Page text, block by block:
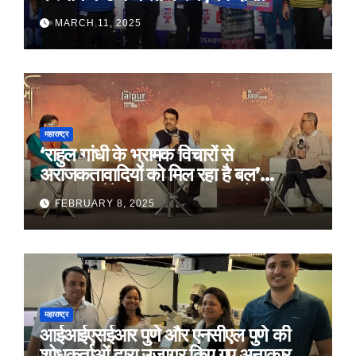
MARCH 11, 2025
महाराष्ट्र
‘राहुल गांधी के भ्रामक विचारों से
अराजकतावादियों को मिल रहा है बल’
मुख्यमंत्री देवेंद्र फडणवीस का आरोप
FEBRUARY 8, 2025
महाराष्ट्र
आईआईएसईआर पुणे और एनसीएल पुणे की